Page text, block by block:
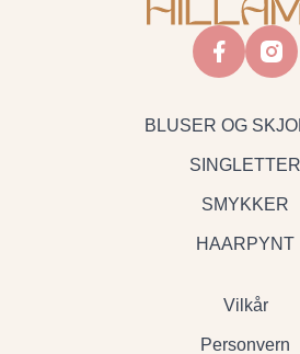
facebook
BLUSER OG
SINGLETTER
SMYKKER
HAARPYNT
Vilkår
Personvern